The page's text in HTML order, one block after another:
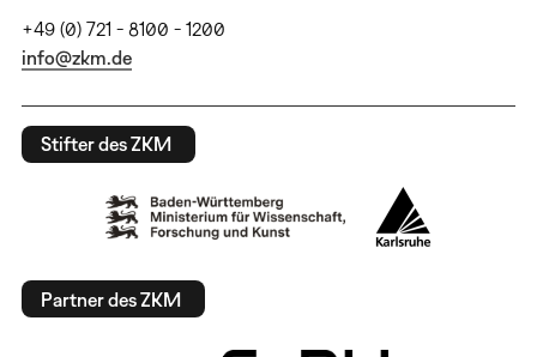
+49 (0) 721 - 8100 - 1200
info@zkm.de
Stifter des ZKM
Partner des ZKM